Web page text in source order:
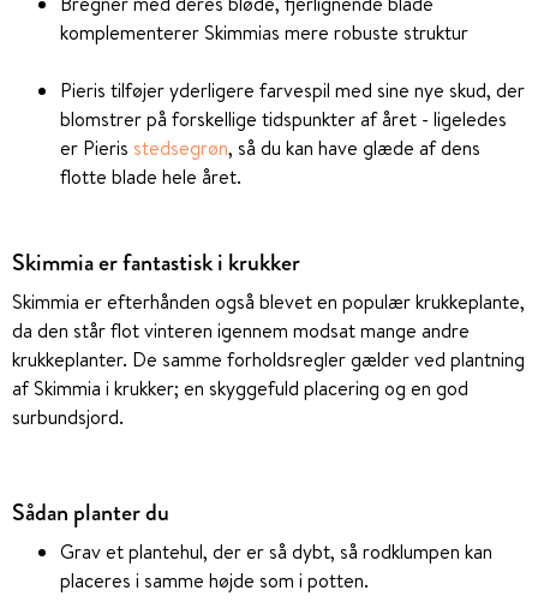
komplementerer Skimmias mere robuste struktur
Pieris tilføjer yderligere farvespil med sine nye skud, der
blomstrer på forskellige tidspunkter af året - ligeledes
er Pieris stedsegrøn, så du kan have glæde af dens
flotte blade hele året.
Skimmia er fantastisk i krukker
Skimmia er efterhånden også blevet en populær krukkeplante,
da den står flot vinteren igennem modsat mange andre
krukkeplanter. De samme forholdsregler gælder ved plantning
af Skimmia i krukker; en skyggefuld placering og en god
surbundsjord.
Sådan planter du
Grav et plantehul, der er så dybt, så rodklumpen kan
placeres i samme højde som i potten.